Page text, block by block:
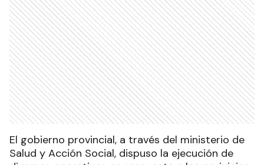
El gobierno provincial, a través del ministerio de
Salud y Acción Social, dispuso la ejecución de